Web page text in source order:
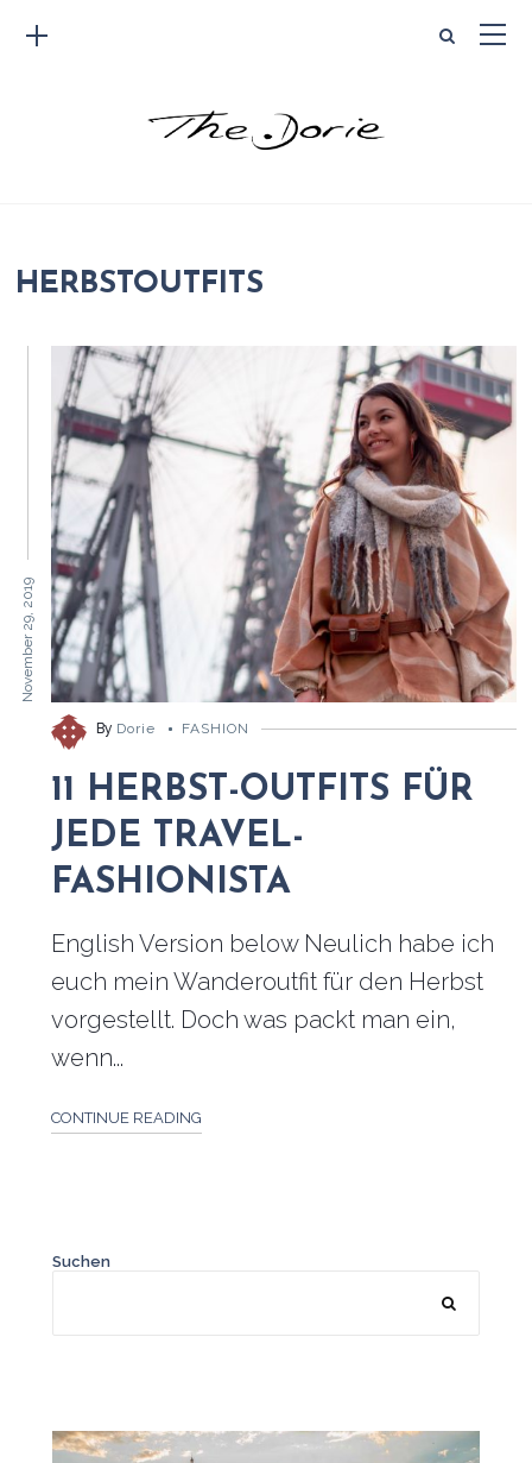
HERBSTOUTFITS
November 29, 2019
By Dorie FASHION
11 HERBST-OUTFITS FÜR
JEDE TRAVEL-
FASHIONISTA
English Version below Neulich habe ich
euch mein Wanderoutfit für den Herbst
vorgestellt. Doch was packt man ein,
wenn...
CONTINUE READING
Suchen